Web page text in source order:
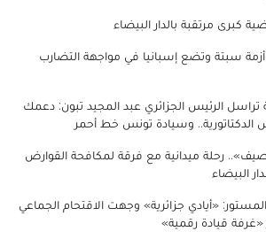
كبرى مرتقبة بالدار البيضاء
سبتة وتضع إسبانيا في مواجهة التضارب
تراسل الرئيس الجزائري عبد المجيد تبون: دعمك
وسيادة تونس خط أحمر
رحلة ميدانية مع فرقة لمكافحة القوارض
البيضاء
«أيادي جزائرية» وجهت الاقتحام الجماعي
«غرفة قيادة رقمية»